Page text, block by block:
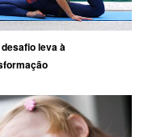
desafio leva à